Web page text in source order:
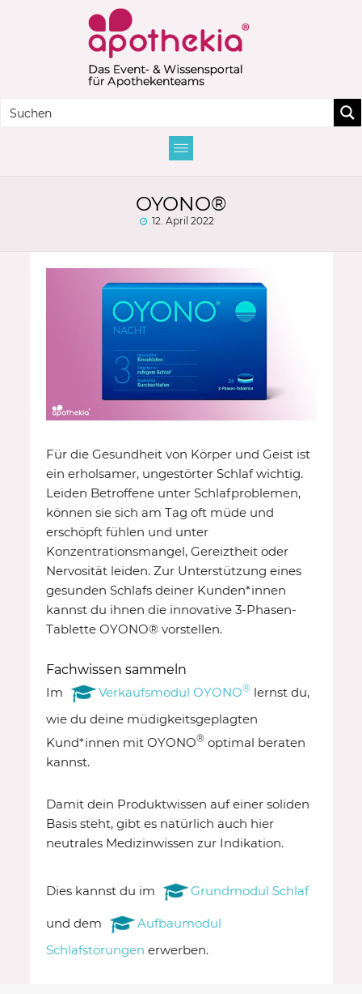
OYONO®
12. April 2022
Für die Gesundheit von Körper und Geist ist
ein erholsamer, ungestörter Schlaf wichtig.
Leiden Betroffene unter Schlafproblemen,
können sie sich am Tag oft müde und
erschöpft fühlen und unter
Konzentrationsmangel, Gereiztheit oder
Nervosität leiden. Zur Unterstützung eines
gesunden Schlafs deiner Kunden*innen
kannst du ihnen die innovative 3-Phasen-
Tablette OYONO® vorstellen.
Fachwissen sammeln
Im
Verkaufsmodul OYONO® lernst du,
wie du deine müdigkeitsgeplagten
Kund*innen mit OYONO® optimal beraten
kannst.
Damit dein Produktwissen auf einer soliden
Basis steht, gibt es natürlich auch hier
neutrales Medizinwissen zur Indikation.
Dies kannst du im Grundmodul Schlaf
und dem
Aufbaumodul
Schlafstörungen erwerben.